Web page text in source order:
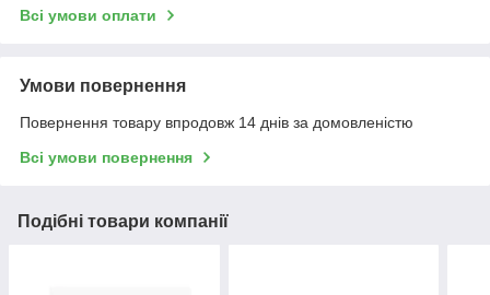
Всі умови оплати
Умови повернення
Повернення товару впродовж 14 днів за домовленістю
Всі умови повернення
Подібні товари компанії